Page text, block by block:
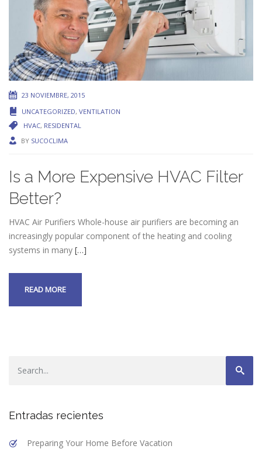
23 NOVIEMBRE, 2015
UNCATEGORIZED, VENTILATION
HVAC, RESIDENTAL
BY SUCOCLIMA
Is a More Expensive HVAC Filter
Better?
HVAC Air Purifiers Whole-house air purifiers are becoming an
increasingly popular component of the heating and cooling
systems in many […]
READ MORE
Entradas recientes
Preparing Your Home Before Vacation